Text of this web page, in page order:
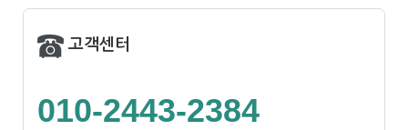
고객센터
010-2443-2384